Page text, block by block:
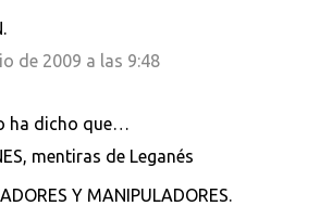
de 2009 a las 9:48
ha dicho que…
mentiras de Leganés
Y MANIPULADORES.